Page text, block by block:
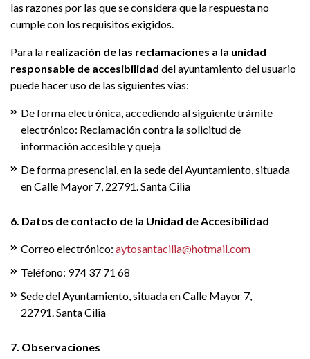
las razones por las que se considera que la respuesta no
cumple con los requisitos exigidos.
Para la realización de las reclamaciones a la unidad
responsable de accesibilidad del ayuntamiento del usuario
puede hacer uso de las siguientes vías:
De forma electrónica, accediendo al siguiente trámite
electrónico: Reclamación contra la solicitud de
información accesible y queja
De forma presencial, en la sede del Ayuntamiento, situada
en Calle Mayor 7, 22791. Santa Cilia
6. Datos de contacto de la Unidad de Accesibilidad
Correo electrónico: aytosantacilia@hotmail.com
Teléfono: 974 37 71 68
Sede del Ayuntamiento, situada en Calle Mayor 7,
22791. Santa Cilia
7. Observaciones